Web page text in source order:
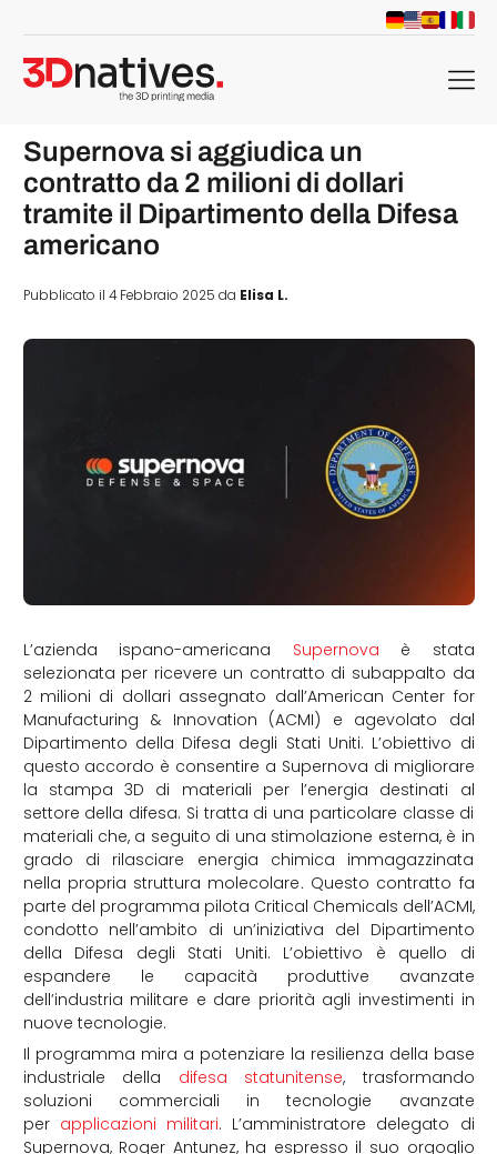
menu
Supernova si aggiudica un
contratto da 2 milioni di dollari
tramite il Dipartimento della Difesa
americano
Pubblicato il 4 Febbraio 2025 da Elisa L.
L’azienda ispano-americana Supernova è stata
selezionata per ricevere un contratto di subappalto da
2 milioni di dollari assegnato dall’American Center for
Manufacturing & Innovation (ACMI) e agevolato dal
Dipartimento della Difesa degli Stati Uniti. L’obiettivo di
questo accordo è consentire a Supernova di migliorare
la stampa 3D di materiali per l’energia destinati al
settore della difesa. Si tratta di una particolare classe di
materiali che, a seguito di una stimolazione esterna, è in
grado di rilasciare energia chimica immagazzinata
nella propria struttura molecolare. Questo contratto fa
parte del programma pilota Critical Chemicals dell’ACMI,
condotto nell’ambito di un’iniziativa del Dipartimento
della Difesa degli Stati Uniti. L’obiettivo è quello di
espandere le capacità produttive avanzate
dell’industria militare e dare priorità agli investimenti in
nuove tecnologie.
Il programma mira a potenziare la resilienza della base
industriale della difesa statunitense, trasformando
soluzioni commerciali in tecnologie avanzate
per applicazioni militari. L’amministratore delegato di
Supernova, Roger Antunez, ha espresso il suo orgoglio